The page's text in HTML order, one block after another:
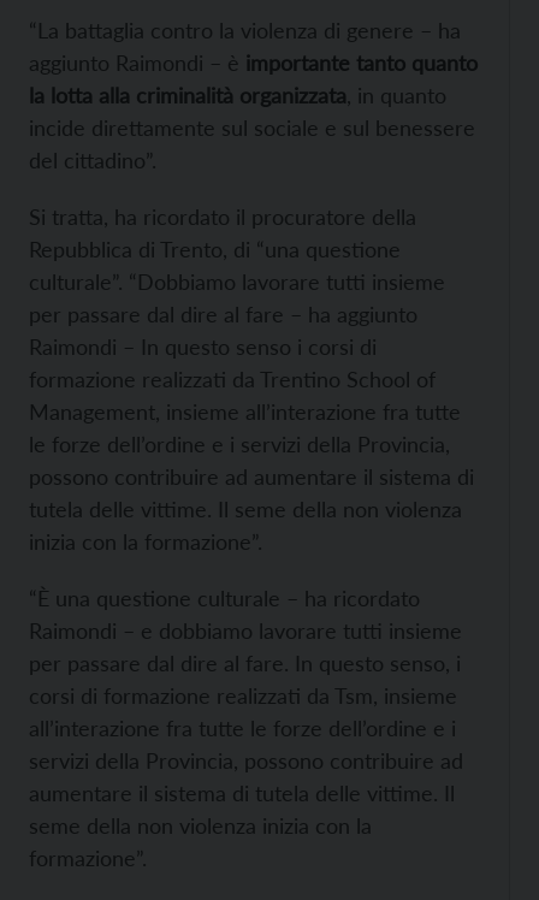
“La battaglia contro la violenza di genere – ha
aggiunto Raimondi – è importante tanto quanto
la lotta alla criminalità organizzata , in quanto
incide direttamente sul sociale e sul benessere
del cittadino”.
Si tratta, ha ricordato il procuratore della
Repubblica di Trento, di “una questione
culturale”. “Dobbiamo lavorare tutti insieme
per passare dal dire al fare – ha aggiunto
Raimondi – In questo senso i corsi di
formazione realizzati da Trentino School of
Management, insieme all’interazione fra tutte
le forze dell’ordine e i servizi della Provincia,
possono contribuire ad aumentare il sistema di
tutela delle vittime. Il seme della non violenza
inizia con la formazione”.
“È una questione culturale – ha ricordato
Raimondi – e dobbiamo lavorare tutti insieme
per passare dal dire al fare. In questo senso, i
corsi di formazione realizzati da Tsm, insieme
all’interazione fra tutte le forze dell’ordine e i
servizi della Provincia, possono contribuire ad
aumentare il sistema di tutela delle vittime. Il
seme della non violenza inizia con la
formazione”.